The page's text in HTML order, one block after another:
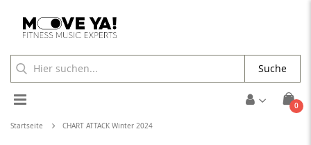
Cart
0
Toggle
Nav
Suche
Startseite CHART ATTACK Winter 2024